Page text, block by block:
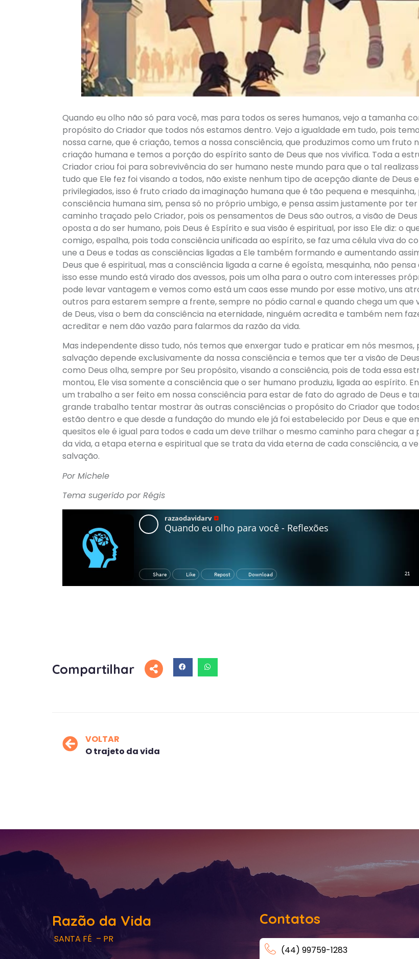
Quando eu olho não só para você, mas para todos os seres humanos, vejo a tamanha
propósito do Criador que todos nós estamos dentro. Vejo a igualdade em tudo, pois
nossa carne, que é criação, temos a nossa consciência, que produzimos como um fruto
criação humana e temos a porção do espírito santo de Deus que nos vivifica. Toda a
Criador criou foi para sobrevivência do ser humano neste mundo para que o tal
tudo que Ele fez foi visando a todos, não existe nenhum tipo de acepção diante de Deus
privilegiados, isso é fruto criado da imaginação humana que é tão pequena e mesquinha,
consciência humana sim, pensa só no próprio umbigo, e pensa assim justamente por
caminho traçado pelo Criador, pois os pensamentos de Deus são outros, a visão de
oposta a do ser humano, pois Deus é Espírito e sua visão é espiritual, por isso Ele diz: o
comigo, espalha, pois toda consciência unificada ao espírito, se faz uma célula viva do
une a Deus e todas as consciências ligadas a Ele também formando e aumentando
Deus que é espiritual, mas a consciência ligada a carne é egoísta, mesquinha, não
isso esse mundo está virado dos avessos, pois um olha para o outro com interesses
pode levar vantagem e vemos como está um caos esse mundo por esse motivo, uns
outros para estarem sempre a frente, sempre no pódio carnal e quando chega um que
de Deus, visa o bem da consciência na eternidade, ninguém acredita e também nem
acreditar e nem dão vazão para falarmos da razão da vida.
Mas independente disso tudo, nós temos que enxergar tudo e praticar em nós mesmos,
salvação depende exclusivamente da nossa consciência e temos que ter a visão de
como Deus olha, sempre por Seu propósito, visando a consciência, pois de toda essa
montou, Ele visa somente a consciência que o ser humano produziu, ligada ao espírito.
um trabalho a ser feito em nossa consciência para estar de fato do agrado de Deus e
grande trabalho tentar mostrar às outras consciências o propósito do Criador que
estão dentro e que desde a fundação do mundo ele já foi estabelecido por Deus e que
quesitos ele é igual para todos e cada um deve trilhar o mesmo caminho para chegar a
da vida, a etapa eterna e espiritual que se trata da vida eterna de cada consciência, a
salvação.
Por Michele
Tema sugerido por Régis
Compartilhar
VOLTAR
O trajeto da vida
Razão da Vida
SANTA FÉ – PR
Contatos
(44) 99759-1283